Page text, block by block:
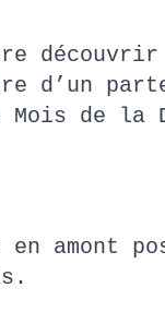
d’un
de la
amont